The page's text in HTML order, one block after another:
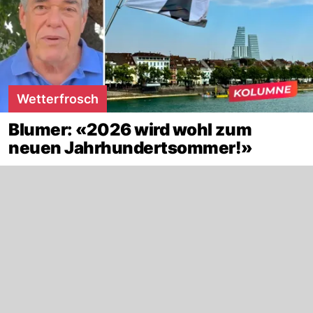
Wetterfrosch
Blumer: «2026 wird wohl zum
neuen Jahrhundertsommer!»